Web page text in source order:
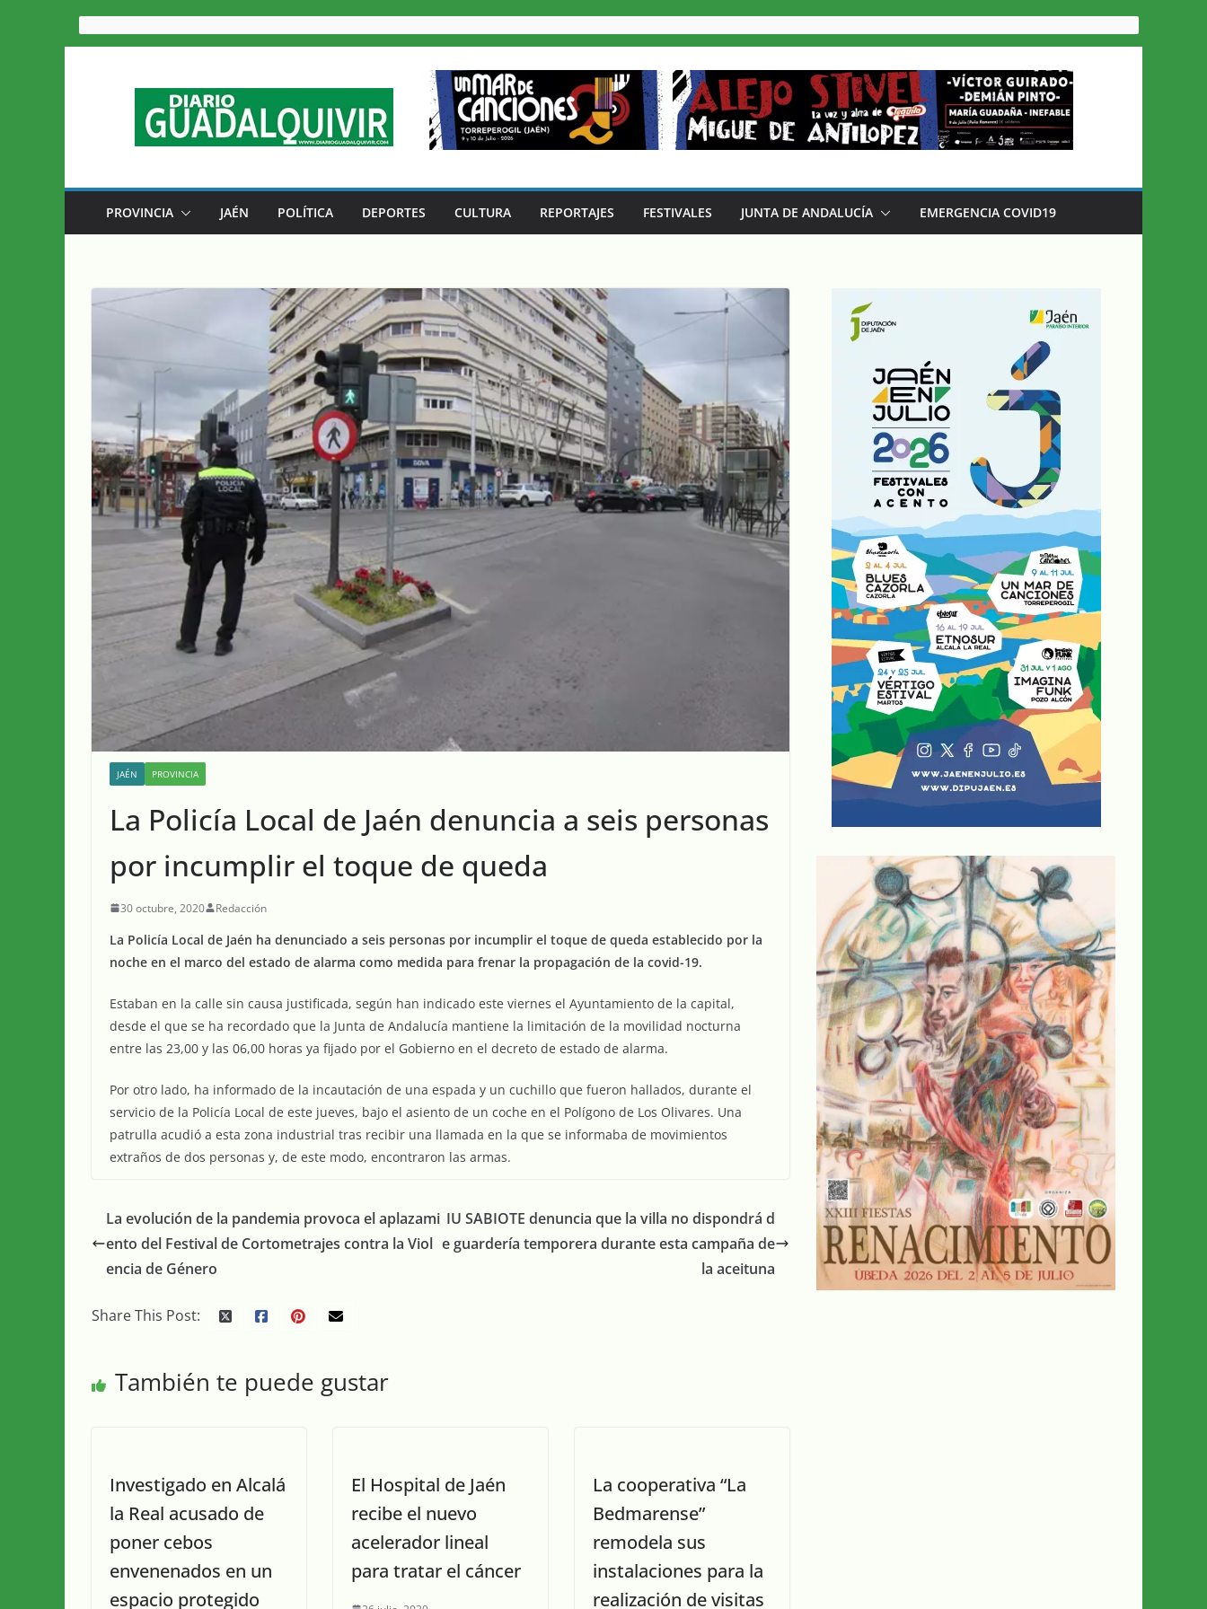
Saltar
al
PROVINCIA JAÉN POLÍTICA DEPORTES CULTURA REPORTAJES FESTIVALES JUNTA DE ANDALUCÍA EMERGENCIA COVID19
JAÉN PROVINCIA
La Policía Local de Jaén denuncia a seis personas
por incumplir el toque de queda
30 octubre, 2020 Redacción
La Policía Local de Jaén ha denunciado a seis personas por incumplir el toque de queda establecido por la
noche en el marco del estado de alarma como medida para frenar la propagación de la covid-19.
Estaban en la calle sin causa justificada, según han indicado este viernes el Ayuntamiento de la capital,
desde el que se ha recordado que la Junta de Andalucía mantiene la limitación de la movilidad nocturna
entre las 23,00 y las 06,00 horas ya fijado por el Gobierno en el decreto de estado de alarma.
Por otro lado, ha informado de la incautación de una espada y un cuchillo que fueron hallados, durante el
servicio de la Policía Local de este jueves, bajo el asiento de un coche en el Polígono de Los Olivares. Una
patrulla acudió a esta zona industrial tras recibir una llamada en la que se informaba de movimientos
extraños de dos personas y, de este modo, encontraron las armas.
La evolución de la pandemia provoca el aplazami
ento del Festival de Cortometrajes contra la Viol
encia de Género
IU SABIOTE denuncia que la villa no dispondrá d
e guardería temporera durante esta campaña de
la aceituna
Share This Post:
También te puede gustar
Investigado en Alcalá
la Real acusado de
poner cebos
envenenados en un
espacio protegido
El Hospital de Jaén
recibe el nuevo
acelerador lineal
para tratar el cáncer
La cooperativa “La
Bedmarense”
remodela sus
instalaciones para la
realización de visitas